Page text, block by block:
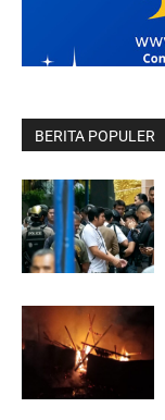
BERITA POPULER